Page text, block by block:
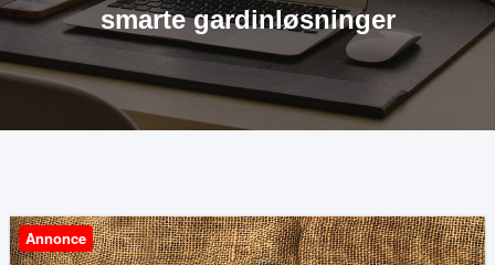
smarte gardinløsninger
Annonce